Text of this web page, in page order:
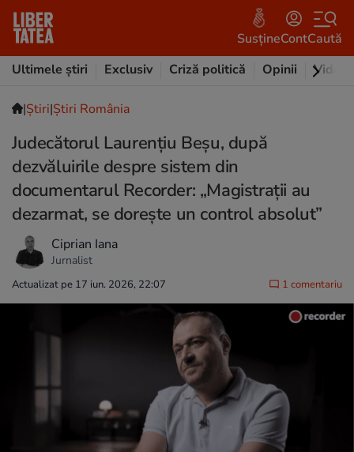
SusțineContCaută
Ultimele știri
Exclusiv Criză politică Opinii Video
|Ştiri|Știri România
Judecătorul Laurențiu Beșu, după
dezvăluirile despre sistem din
documentarul Recorder: „Magistrații au
dezarmat, se dorește un control absolut”
Ciprian Iana
Jurnalist
Actualizat pe 17 iun. 2026, 22:07 1 comentariu